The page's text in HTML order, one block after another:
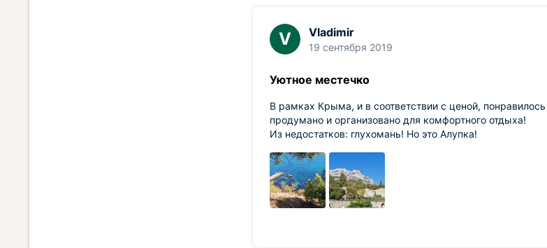
V Vladimir
19 сентября 2019
Уютное местечко
В рамках Крыма, и в соответствии с ценой,
продумано и организовано для комфортного отдыха!
Из недостатков: глухомань! Но это Алупка!